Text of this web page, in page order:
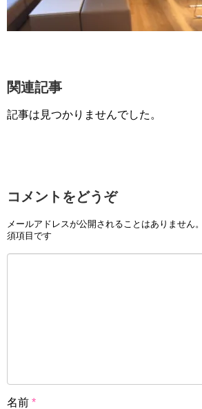
関連記事
記事は見つかりませんでした。
コメントをどうぞ
メールアドレスが公開されることはありません。
須項目です
名前 *